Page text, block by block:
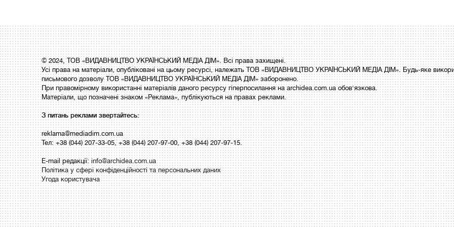
© 2024, ТОВ «ВИДАВНИЦТВО УКРАЇНСЬКИЙ МЕДІА ДІМ». Всі права захищені.
Усі права на матеріали, опубліковані на цьому ресурсі, належать ТОВ «ВИДАВНИЦТВО УКРАЇНСЬКИЙ МЕДІА ДІМ». Будь-яке
письмового дозволу ТОВ «ВИДАВНИЦТВО УКРАЇНСЬКИЙ МЕДІА ДІМ» заборонено.
При правомірному використанні матеріалів даного ресурсу гіперпосилання на archidea.com.ua обов'язкова.
Матеріали, що позначені знаком «Реклама», публікуються на правах реклами.
З питань реклами звертайтесь:
reklama@mediadim.com.ua
Тел: +38 (044) 207-33-05, +38 (044) 207-97-00, +38 (044) 207-97-15.
E-mail редакції: info@archidea.com.ua
Політика у сфері конфіденційності та персональних даних
Угода користувача